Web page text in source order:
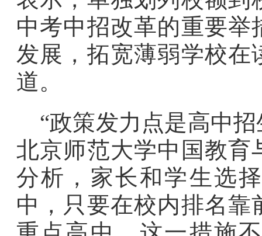
中考中招改革的重要
发展，拓宽薄弱学校在
道。
“政策发力点是高中
北京师范大学中国教育
分析，家长和学生选
中，只要在校内排名